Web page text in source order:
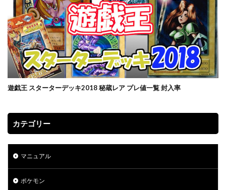
遊戯王 スターターデッキ2018 秘蔵レア プレ値一覧 封入率
カテゴリー
マニュアル
ポケモン